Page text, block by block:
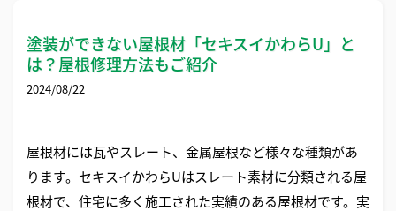
塗装ができない屋根材「セキスイかわらU」と
は？屋根修理方法もご紹介
2024/08/22
屋根材には瓦やスレート、金属屋根など様々な種類があ
ります。セキスイかわらUはスレート素材に分類される屋
根材で、住宅に多く施工された実績のある屋根材です。実